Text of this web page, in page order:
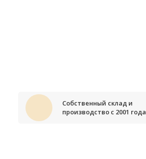
Собственный склад и
производство с 2001 года